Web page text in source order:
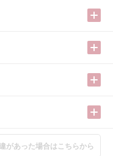
があった場合はこちらから